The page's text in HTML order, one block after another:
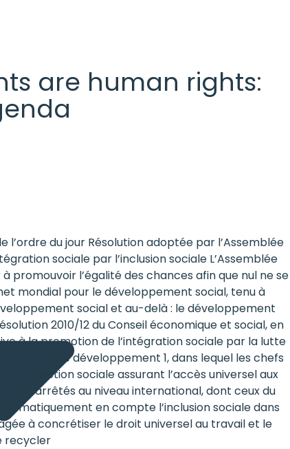
are human rights:
l’ordre du jour Résolution adoptée par l’Assemblée
sociale par l’inclusion sociale L’Assemblée
promouvoir l’égalité des chances afin que nul ne se
mondial pour le développement social, tenu à
social et au-delà : le développement
2010/12 du Conseil économique et social, en
à la promotion de l’intégration sociale par la lutte
pour le développement 1, dans lequel les chefs
protection sociale assurant l’accès universel aux
arrêtés au niveau international, dont ceux du
en compte l’inclusion sociale dans
à concrétiser le droit universel au travail et le
recycler